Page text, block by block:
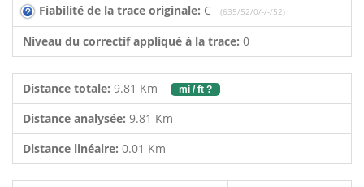
Fiabilité de la trace originale: C (635/52/0/-/-/52)
Niveau du correctif appliqué à la trace: 0
Distance totale: 9.81 Km mi / ft ?
Distance analysée: 9.81 Km
Distance linéaire: 0.01 Km